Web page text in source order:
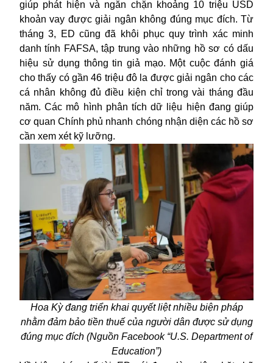
giúp phát hiện và ngăn chặn khoảng 10 triệu USD
khoản vay được giải ngân không đúng mục đích. Từ
tháng 3, ED cũng đã khôi phục quy trình xác minh
danh tính FAFSA, tập trung vào những hồ sơ có dấu
hiệu sử dụng thông tin giả mạo. Một cuộc đánh giá
cho thấy có gần 46 triệu đô la được giải ngân cho các
cá nhân không đủ điều kiện chỉ trong vài tháng đầu
năm. Các mô hình phân tích dữ liệu hiện đang giúp
cơ quan Chính phủ nhanh chóng nhận diện các hồ sơ
cần xem xét kỹ lưỡng.
Hoa Kỳ đang triển khai quyết liệt nhiều biện pháp
nhằm đảm bảo tiền thuế của người dân được sử dụng
đúng mục đích (Nguồn Facebook “U.S. Department of
Education”)